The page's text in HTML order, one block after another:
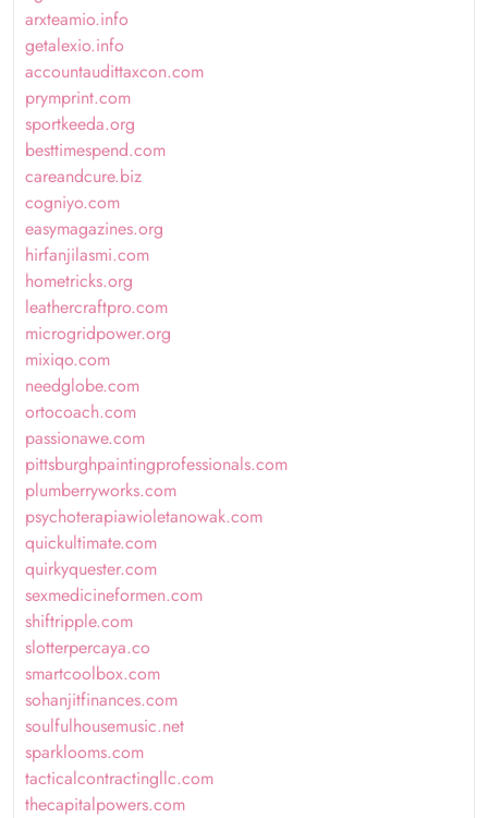
arxteamio.info
getalexio.info
accountaudittaxcon.com
prymprint.com
sportkeeda.org
besttimespend.com
careandcure.biz
cogniyo.com
easymagazines.org
hirfanjilasmi.com
hometricks.org
leathercraftpro.com
microgridpower.org
mixiqo.com
needglobe.com
ortocoach.com
passionawe.com
pittsburghpaintingprofessionals.com
plumberryworks.com
psychoterapiawioletanowak.com
quickultimate.com
quirkyquester.com
sexmedicineformen.com
shiftripple.com
slotterpercaya.co
smartcoolbox.com
sohanjitfinances.com
soulfulhousemusic.net
sparklooms.com
tacticalcontractingllc.com
thecapitalpowers.com